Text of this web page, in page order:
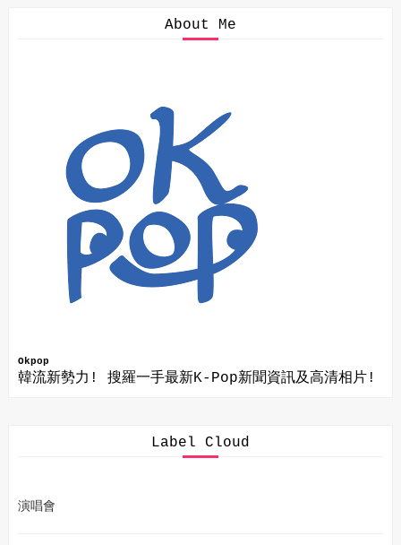
About Me
Okpop
韓流新勢力! 搜羅一手最新K-Pop新聞資訊及高清相片!
Label Cloud
演唱會